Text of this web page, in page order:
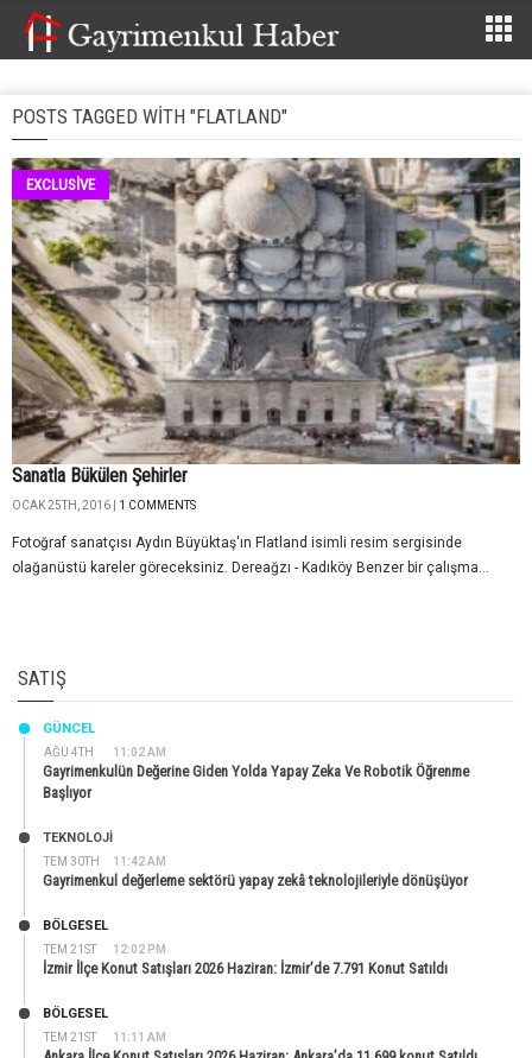
POSTS TAGGED WITH "FLATLAND"
EXCLUSİVE
Sanatla Bükülen Şehirler
OCAK 25TH, 2016 | 1 COMMENTS
Fotoğraf sanatçısı Aydın Büyüktaş'ın Flatland isimli resim sergisinde
olağanüstü kareler göreceksiniz. Dereağzı - Kadıköy Benzer bir çalışma...
SATIŞ
AĞU 4TH 11:02 AM
GÜNCEL
Gayrimenkulün Değerine Giden Yolda Yapay Zeka Ve Robotik Öğrenme
Başlıyor
TEM 30TH 11:42 AM
TEKNOLOJİ
Gayrimenkul değerleme sektörü yapay zekâ teknolojileriyle dönüşüyor
TEM 21ST 12:02 PM
BÖLGESEL
İzmir İlçe Konut Satışları 2026 Haziran: İzmir’de 7.791 Konut Satıldı
TEM 21ST 11:11 AM
BÖLGESEL